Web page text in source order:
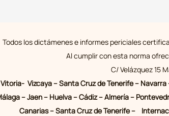
Todos los dictámenes e informes periciales
Al cumplir con esta norma
C/ Velázquez 15
Vizcaya – Santa Cruz de Tenerife –
– Jaen – Huelva – Cádiz – Almería –
Canarias – Santa Cruz de Tenerife –